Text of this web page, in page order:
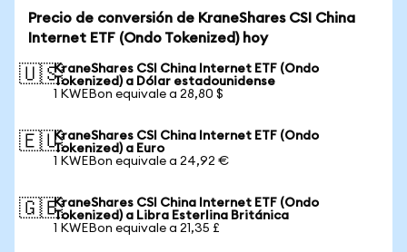
Precio de conversión de KraneShares CSI China
Internet ETF (Ondo Tokenized) hoy
🇺🇸KraneShares CSI China Internet ETF (Ondo
Tokenized) a Dólar estadounidense
1 KWEBon equivale a 28,80 $
🇪🇺KraneShares CSI China Internet ETF (Ondo
Tokenized) a Euro
1 KWEBon equivale a 24,92 €
🇬🇧KraneShares CSI China Internet ETF (Ondo
Tokenized) a Libra Esterlina Británica
1 KWEBon equivale a 21,35 £